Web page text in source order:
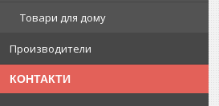
Товари для дому
Производители
КОНТАКТИ